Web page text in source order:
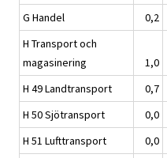
G Handel
0,2
H Transport och
magasinering
1,0
H 49 Landtransport
0,7
H 50 Sjötransport
0,0
H 51 Lufttransport
0,0